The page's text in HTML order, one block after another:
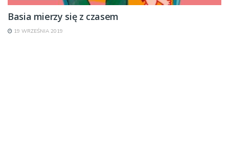
Basia mierzy się z czasem
19 WRZEŚNIA 2019